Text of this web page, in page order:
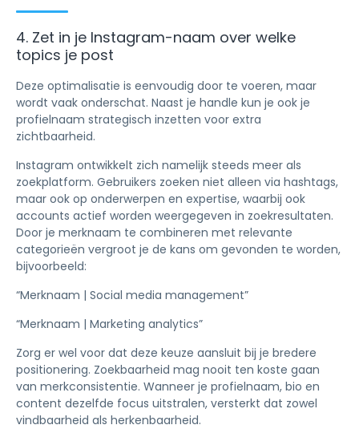
4. Zet in je Instagram-naam over welke
topics je post
Deze optimalisatie is eenvoudig door te voeren, maar
wordt vaak onderschat. Naast je handle kun je ook je
profielnaam strategisch inzetten voor extra
zichtbaarheid.
Instagram ontwikkelt zich namelijk steeds meer als
zoekplatform. Gebruikers zoeken niet alleen via hashtags,
maar ook op onderwerpen en expertise, waarbij ook
accounts actief worden weergegeven in zoekresultaten.
Door je merknaam te combineren met relevante
categorieën vergroot je de kans om gevonden te worden,
bijvoorbeeld:
“Merknaam | Social media management”
“Merknaam | Marketing analytics”
Zorg er wel voor dat deze keuze aansluit bij je bredere
positionering. Zoekbaarheid mag nooit ten koste gaan
van merkconsistentie. Wanneer je profielnaam, bio en
content dezelfde focus uitstralen, versterkt dat zowel
vindbaarheid als herkenbaarheid.